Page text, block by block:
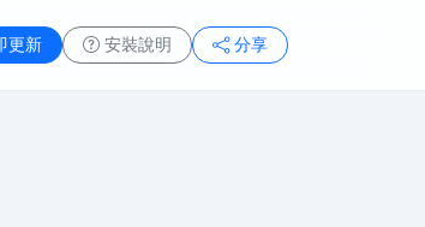
更新 安裝說明 分享